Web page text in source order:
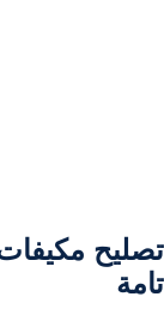
الخلاصة: ضمان
الأسئلة الشائعة
تصليح
تامة